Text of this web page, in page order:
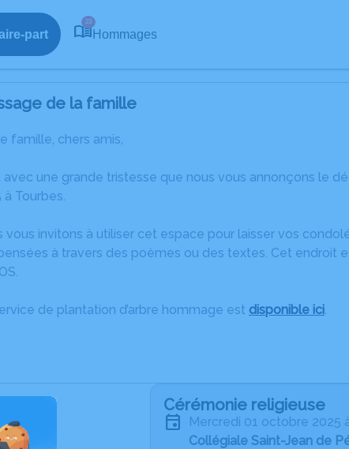
part
23
Hommages
de la famille
famille, chers amis,
avec une grande tristesse que nous vous annonçons le
à Tourbes.
vous invitons à utiliser cet espace pour laisser vos
à travers des poèmes ou des textes. Cet endroit
de plantation d’arbre hommage est disponible ici.
Cérémonie religieuse
mercredi 01 octobre 2025
Collégiale Saint-Jean de